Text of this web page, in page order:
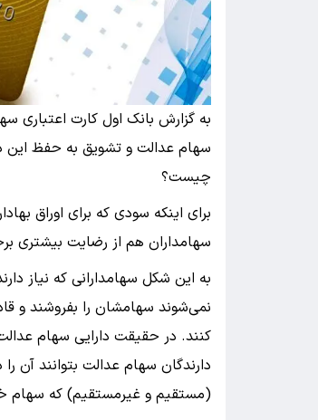
سهام عدالت و تشویق به حفظ این
چیست؟
سهامداران هم از رضایت بیشتری
نمی‌شوند سهامشان را بفروشند و
کنند. در حقیقت دارایی سهام
دارندگان سهام عدالت بتوانند آن
(مستقیم و غیرمستقیم) که سهام